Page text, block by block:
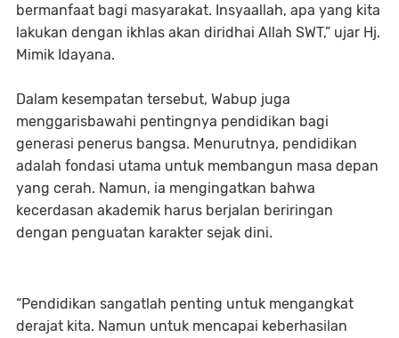
bermanfaat bagi masyarakat. Insyaallah, apa yang kita
lakukan dengan ikhlas akan diridhai Allah SWT,” ujar Hj.
Mimik Idayana.
Dalam kesempatan tersebut, Wabup juga
menggarisbawahi pentingnya pendidikan bagi
generasi penerus bangsa. Menurutnya, pendidikan
adalah fondasi utama untuk membangun masa depan
yang cerah. Namun, ia mengingatkan bahwa
kecerdasan akademik harus berjalan beriringan
dengan penguatan karakter sejak dini.
“Pendidikan sangatlah penting untuk mengangkat
derajat kita. Namun untuk mencapai keberhasilan